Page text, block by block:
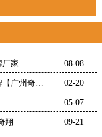
厂家 08-08
【广州奇
02-20
05-07
翔 09-21